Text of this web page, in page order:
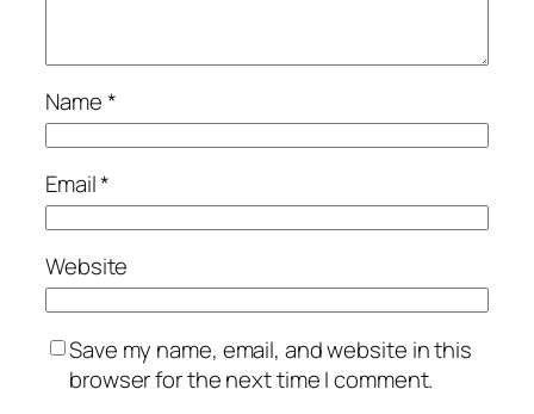
Name*
Email*
Website
Save my name, email, and website in this
browser for the next time I comment.